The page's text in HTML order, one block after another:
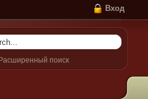
Вход
Расширенный поиск